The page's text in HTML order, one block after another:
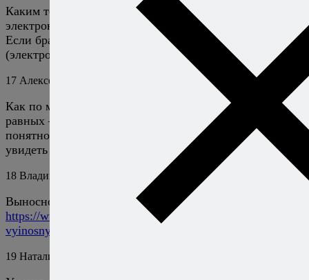
Каким термометрам для мяса Вы больше доверяете:
электронным (с дисплеем) или со шкалой со стрелкой?
Если брать по аналогии термометры для тела
(электронный и ртутный), то ртутный тут король.
17 Алексей Онегин
Как по мне, шкала со стрелкой надежнее при прочих
равных — по ней можно быстро и интуитивно
понятно считать не только текущую температуру, но и
увидеть тренд. :)
18 Владимир Ответить
Выносной терметр с таймером очень удобен
https://www.emkolbaski.ru/termometr-taymer-s-
vyinosnyim-schupom/
19 Натали